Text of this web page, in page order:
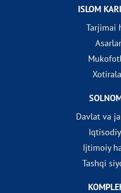
ISLOM
Tarjimai
Asarlar
Davlat va
Ijtimoiy
Tashqi